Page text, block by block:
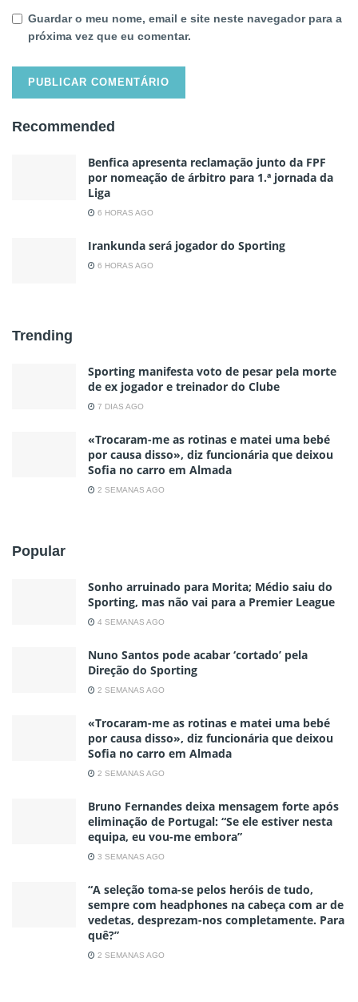
Guardar o meu nome, email e site neste navegador para a
próxima vez que eu comentar.
Recommended
Benfica apresenta reclamação junto da FPF
por nomeação de árbitro para 1.ª jornada da
Liga
6 HORAS AGO
Irankunda será jogador do Sporting
6 HORAS AGO
Trending
Sporting manifesta voto de pesar pela morte
de ex jogador e treinador do Clube
7 DIAS AGO
«Trocaram-me as rotinas e matei uma bebé
por causa disso», diz funcionária que deixou
Sofia no carro em Almada
2 SEMANAS AGO
Popular
Sonho arruinado para Morita; Médio saiu do
Sporting, mas não vai para a Premier League
4 SEMANAS AGO
Nuno Santos pode acabar ‘cortado’ pela
Direção do Sporting
2 SEMANAS AGO
«Trocaram-me as rotinas e matei uma bebé
por causa disso», diz funcionária que deixou
Sofia no carro em Almada
2 SEMANAS AGO
Bruno Fernandes deixa mensagem forte após
eliminação de Portugal: “Se ele estiver nesta
equipa, eu vou-me embora”
3 SEMANAS AGO
“A seleção toma-se pelos heróis de tudo,
sempre com headphones na cabeça com ar de
vedetas, desprezam-nos completamente. Para
quê?”
2 SEMANAS AGO